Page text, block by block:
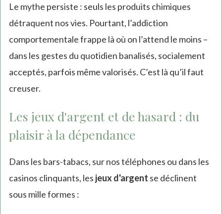
Le mythe persiste : seuls les produits chimiques
détraquent nos vies. Pourtant, l’addiction
comportementale frappe là où on l’attend le moins –
dans les gestes du quotidien banalisés, socialement
acceptés, parfois même valorisés. C’est là qu’il faut
creuser.
Les jeux d'argent et de hasard : du
plaisir à la dépendance
Dans les bars-tabacs, sur nos téléphones ou dans les
casinos clinquants, les jeux d'argent se déclinent
sous mille formes :